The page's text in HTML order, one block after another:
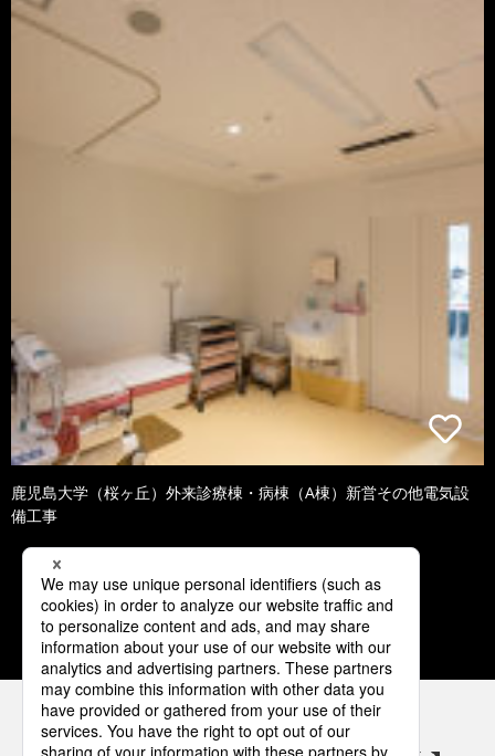
鹿児島大学（桜ヶ丘）外来診療棟・病棟（A棟）新営その他電気設
備工事
1 2 3 4 5
パナソニックの電気設備 SNSアカウント